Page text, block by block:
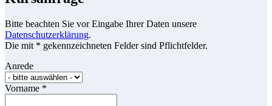
Bitte beachten Sie vor Eingabe Ihrer Daten unsere
Datenschutzerklärung.
Die mit * gekennzeichneten Felder sind Pflichtfelder.
Anrede
Vorname *